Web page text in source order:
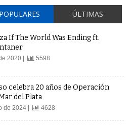
POPULARES ÚLTIMAS
If The World Was Ending ft.
2020 | 5598
celebra 20 años de Operación
del Plata
de 2024 | 4628